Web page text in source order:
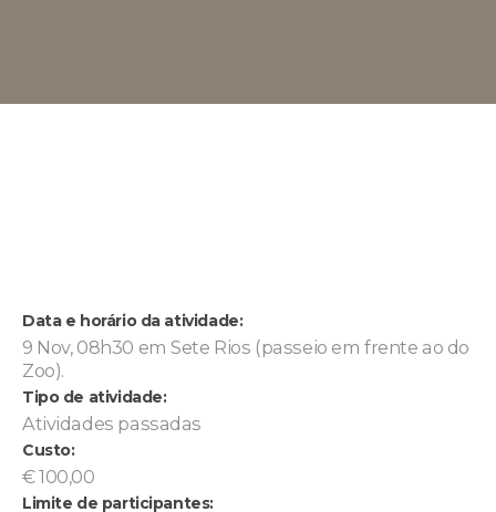
Data e horário da atividade:
9 Nov, 08h30 em Sete Rios (passeio em frente ao do
Zoo).
Tipo de atividade:
Atividades passadas
Custo:
€ 100,00
Limite de participantes: